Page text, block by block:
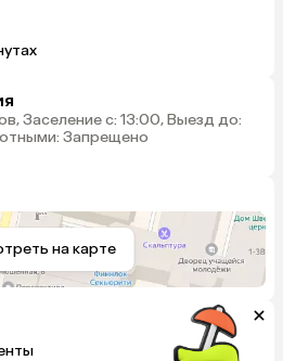
Заселение с: 13:00, Выезд до:
Запрещено
на карте